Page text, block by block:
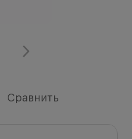
Сравнить